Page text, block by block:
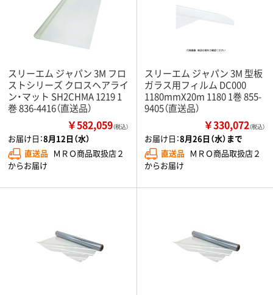
スリーエム ジャパン 3M フロ
ストシリーズ クロスヘアライ
ン・マット SH2CHMA 1219 1
巻 836-4416（直送品）
￥582,059（税込）
お届け日：8月12日（水）
直送品 ＭＲＯ商品取扱店２
からお届け
スリーエム ジャパン 3M 型板
ガラス用フィルム DC000
1180mmX20m 1180 1巻 855-
9405（直送品）
￥330,072（税込）
お届け日：8月26日（水）まで
直送品 ＭＲＯ商品取扱店２
からお届け